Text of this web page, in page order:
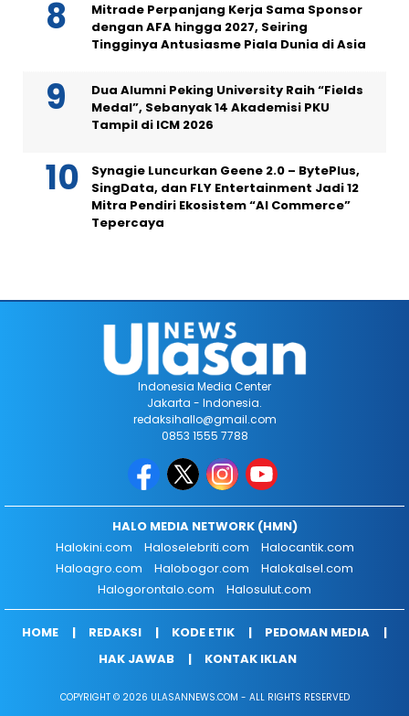
Mitrade Perpanjang Kerja Sama Sponsor
dengan AFA hingga 2027, Seiring
Tingginya Antusiasme Piala Dunia di Asia
Dua Alumni Peking University Raih “Fields
Medal”, Sebanyak 14 Akademisi PKU
Tampil di ICM 2026
Synagie Luncurkan Geene 2.0 – BytePlus,
SingData, dan FLY Entertainment Jadi 12
Mitra Pendiri Ekosistem “AI Commerce”
Tepercaya
Indonesia Media Center
Jakarta - Indonesia.
redaksihallo@gmail.com
0853 1555 7788
HALO MEDIA NETWORK (HMN)
Halokini.com
Haloselebriti.com
Halocantik.com
Haloagro.com
Halobogor.com
Halokalsel.com
Halogorontalo.com
Halosulut.com
HOME REDAKSI KODE ETIK
PEDOMAN MEDIA
HAK JAWAB
KONTAK IKLAN
COPYRIGHT © 2026 ULASANNEWS.COM - ALL RIGHTS RESERVED